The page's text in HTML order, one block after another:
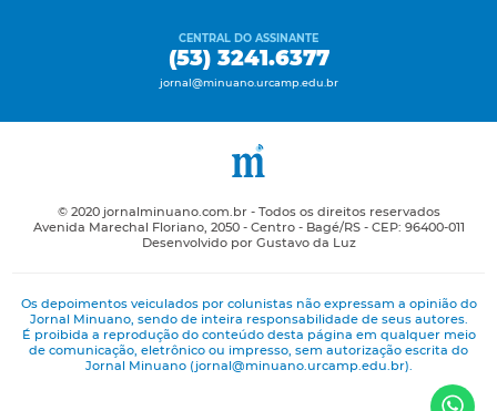
CENTRAL DO ASSINANTE
(53) 3241.6377
jornal@minuano.urcamp.edu.br
© 2020 jornalminuano.com.br - Todos os direitos reservados
Avenida Marechal Floriano, 2050 - Centro - Bagé/RS - CEP: 96400-011
Desenvolvido por Gustavo da Luz
Os depoimentos veiculados por colunistas não expressam a opinião do
Jornal Minuano, sendo de inteira responsabilidade de seus autores.
É proibida a reprodução do conteúdo desta página em qualquer meio
de comunicação, eletrônico ou impresso, sem autorização escrita do
Jornal Minuano (jornal@minuano.urcamp.edu.br).